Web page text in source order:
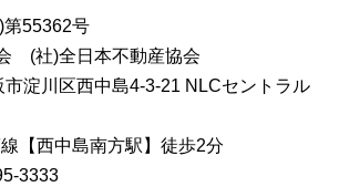
第55362号
(社)全日本不動産協会
市淀川区西中島4-3-21 NLCセントラル
【西中島南方駅】徒歩2分
3333